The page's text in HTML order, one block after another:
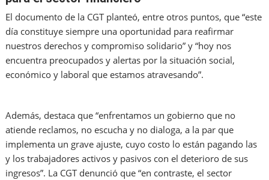
El documento de la CGT planteó, entre otros puntos, que “este
día constituye siempre una oportunidad para reafirmar
nuestros derechos y compromiso solidario” y “hoy nos
encuentra preocupados y alertas por la situación social,
económico y laboral que estamos atravesando”.
Además, destaca que “enfrentamos un gobierno que no
atiende reclamos, no escucha y no dialoga, a la par que
implementa un grave ajuste, cuyo costo lo están pagando las
y los trabajadores activos y pasivos con el deterioro de sus
ingresos”. La CGT denunció que “en contraste, el sector